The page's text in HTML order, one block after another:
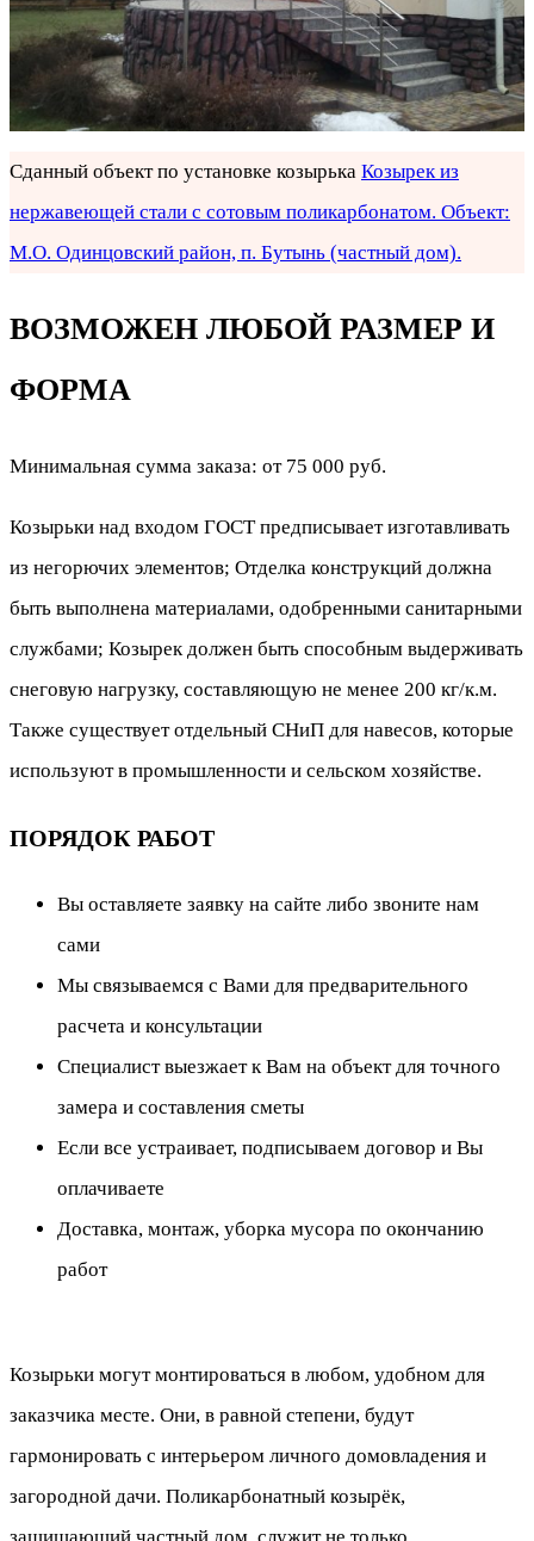
Сданный объект по установке козырька Козырек из
нержавеющей стали с сотовым поликарбонатом. Объект:
М.О. Одинцовский район, п. Бутынь (частный дом).
ВОЗМОЖЕН ЛЮБОЙ РАЗМЕР И
ФОРМА
Минимальная сумма заказа: от 75 000 руб.
Козырьки над входом ГОСТ предписывает изготавливать
из негорючих элементов; Отделка конструкций должна
быть выполнена материалами, одобренными санитарными
службами; Козырек должен быть способным выдерживать
снеговую нагрузку, составляющую не менее 200 кг/к.м.
Также существует отдельный СНиП для навесов, которые
используют в промышленности и сельском хозяйстве.
ПОРЯДОК РАБОТ
Вы оставляете заявку на сайте либо звоните нам
сами
Мы связываемся с Вами для предварительного
расчета и консультации
Специалист выезжает к Вам на объект для точного
замера и составления сметы
Если все устраивает, подписываем договор и Вы
оплачиваете
Доставка, монтаж, уборка мусора по окончанию
работ
Козырьки могут монтироваться в любом, удобном для
заказчика месте. Они, в равной степени, будут
гармонировать с интерьером личного домовладения и
загородной дачи. Поликарбонатный козырёк,